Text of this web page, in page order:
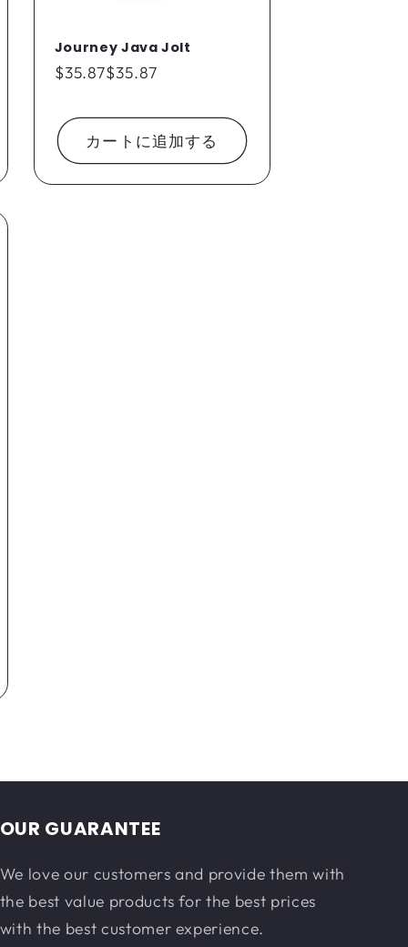
Journey Java Jolt
通
価
格
$35.87$35.87
カートに追加する
OUR GUARANTEE
We love our customers and provide them with
the best value products for the best prices
with the best customer experience.